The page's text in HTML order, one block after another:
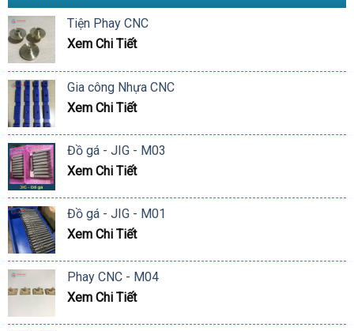
Tiện Phay CNC
Xem Chi Tiết
Gia công Nhựa CNC
Xem Chi Tiết
Đồ gá - JIG - M03
Xem Chi Tiết
Đồ gá - JIG - M01
Xem Chi Tiết
Phay CNC - M04
Xem Chi Tiết